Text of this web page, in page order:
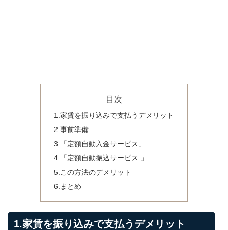
目次
1.家賃を振り込みで支払うデメリット
2.事前準備
3.「定額自動入金サービス」
4.「定額自動振込サービス 」
5.この方法のデメリット
6.まとめ
1.家賃を振り込みで支払うデメリット